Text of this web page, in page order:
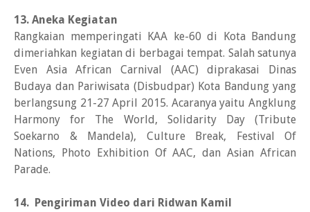
13. Aneka Kegiatan
Rangkaian memperingati KAA ke-60 di Kota Bandung
dimeriahkan kegiatan di berbagai tempat. Salah satunya
Even Asia African Carnival (AAC) diprakasai Dinas
Budaya dan Pariwisata (Disbudpar) Kota Bandung yang
berlangsung 21-27 April 2015. Acaranya yaitu Angklung
Harmony for The World, Solidarity Day (Tribute
Soekarno & Mandela), Culture Break, Festival Of
Nations, Photo Exhibition Of AAC, dan Asian African
Parade.
14. Pengiriman Video dari Ridwan Kamil